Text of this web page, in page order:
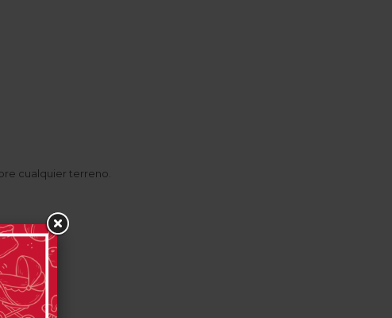
cualquier terreno.